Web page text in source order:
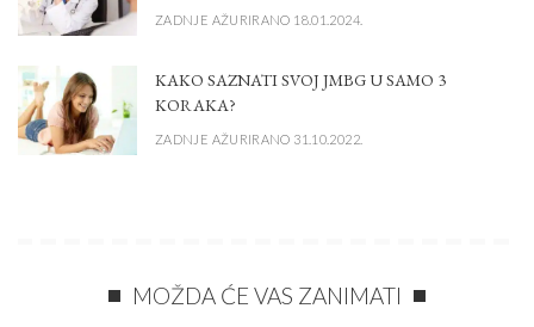
ZADNJE AŽURIRANO 18.01.2024.
KAKO SAZNATI SVOJ JMBG U SAMO 3
KORAKA?
ZADNJE AŽURIRANO 31.10.2022.
MOŽDA ĆE VAS ZANIMATI